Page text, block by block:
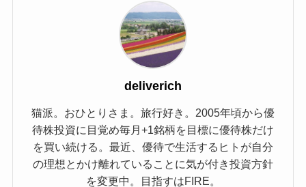
deliverich
猫派。おひとりさま。旅行好き。2005年頃から優
待株投資に目覚め毎月+1銘柄を目標に優待株だけ
を買い続ける。最近、優待で生活するヒトが自分
の理想とかけ離れていることに気が付き投資方針
を変更中。目指すはFIRE。